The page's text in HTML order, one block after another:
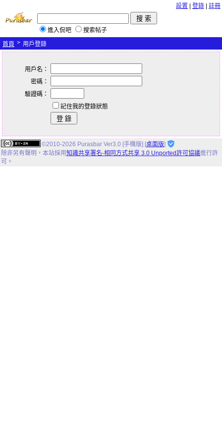
設置 登錄 註冊
進入侃吧
搜索帖子
首頁 > 用戶登錄
用戶名：
密碼：
驗證碼：
記住我的登錄狀態
©2010-2026 Purasbar Ver3.0 [手機版] [桌面版]
除非另有聲明， 本站採用知識共享署名-相同方式共享 3.0 Unported許可協議進行許
可。